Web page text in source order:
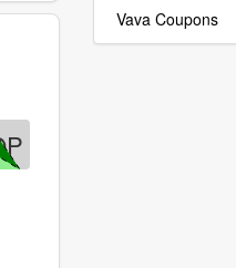
Vava Coupons